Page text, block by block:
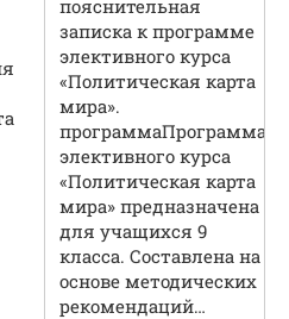
пояснительная
записка к программе
элективного курса
«Политическая карта
мира».
программаПрограмма
элективного курса
«Политическая карта
мира» предназначена
для учащихся 9
класса. Составлена на
основе методических
рекомендаций…